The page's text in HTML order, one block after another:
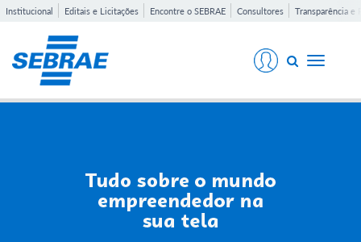
Institucional Editais e Licitações Encontre o SEBRAE Consultores Transparência e
Toggle